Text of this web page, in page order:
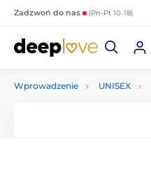
Zadzwoń do nas (Pn-Pt 10-18)
Wprowadzenie UNISEX